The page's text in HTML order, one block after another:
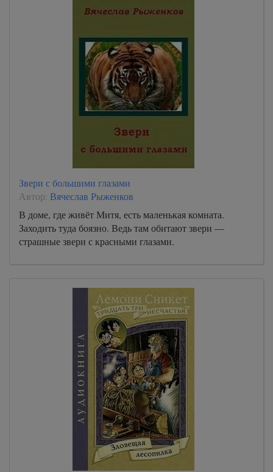
Звери с большими глазами
Автор: Вячеслав Рыженков
В доме, где живёт Митя, есть маленькая комната.
Заходить туда боязно. Ведь там обитают звери —
страшные звери с красными глазами.